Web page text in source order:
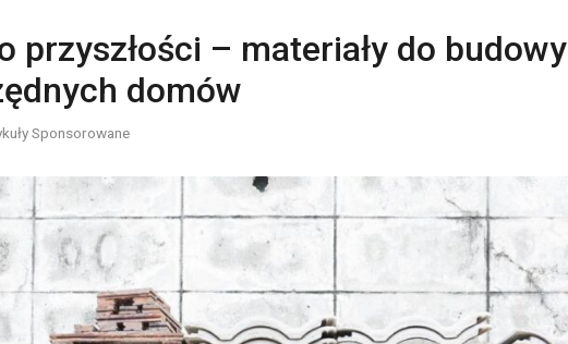
przyszłości – materiały do budowy
domów
Sponsorowane